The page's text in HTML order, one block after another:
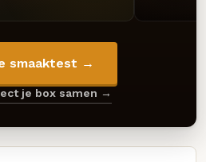
smaaktest →
je box samen →